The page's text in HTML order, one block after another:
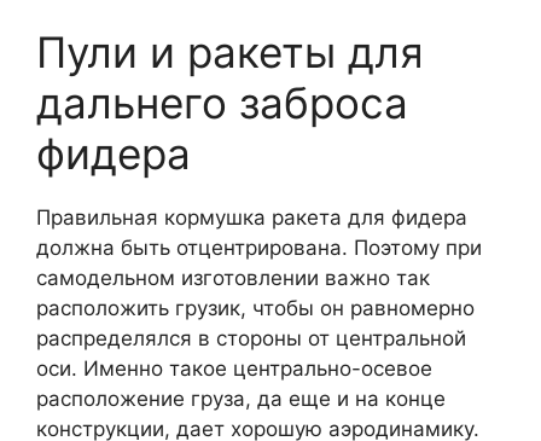
Пули и ракеты для
дальнего заброса
фидера
Правильная кормушка ракета для фидера
должна быть отцентрирована. Поэтому при
самодельном изготовлении важно так
расположить грузик, чтобы он равномерно
распределялся в стороны от центральной
оси. Именно такое центрально-осевое
расположение груза, да еще и на конце
конструкции, дает хорошую аэродинамику.